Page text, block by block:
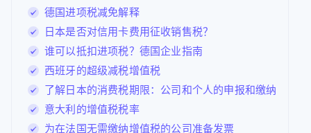
德国进项税减免解释
日本是否对信用卡费用征收销售税？
谁可以抵扣进项税？德国企业指南
西班牙的超级减税增值税
了解日本的消费税期限：公司和个人的申报和缴纳
意大利的增值税税率
为在法国无需缴纳增值税的公司准备发票